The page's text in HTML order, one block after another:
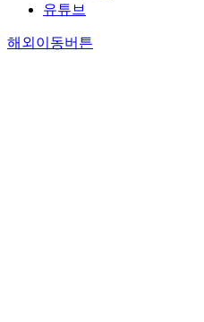
유튜브
해외이동버튼